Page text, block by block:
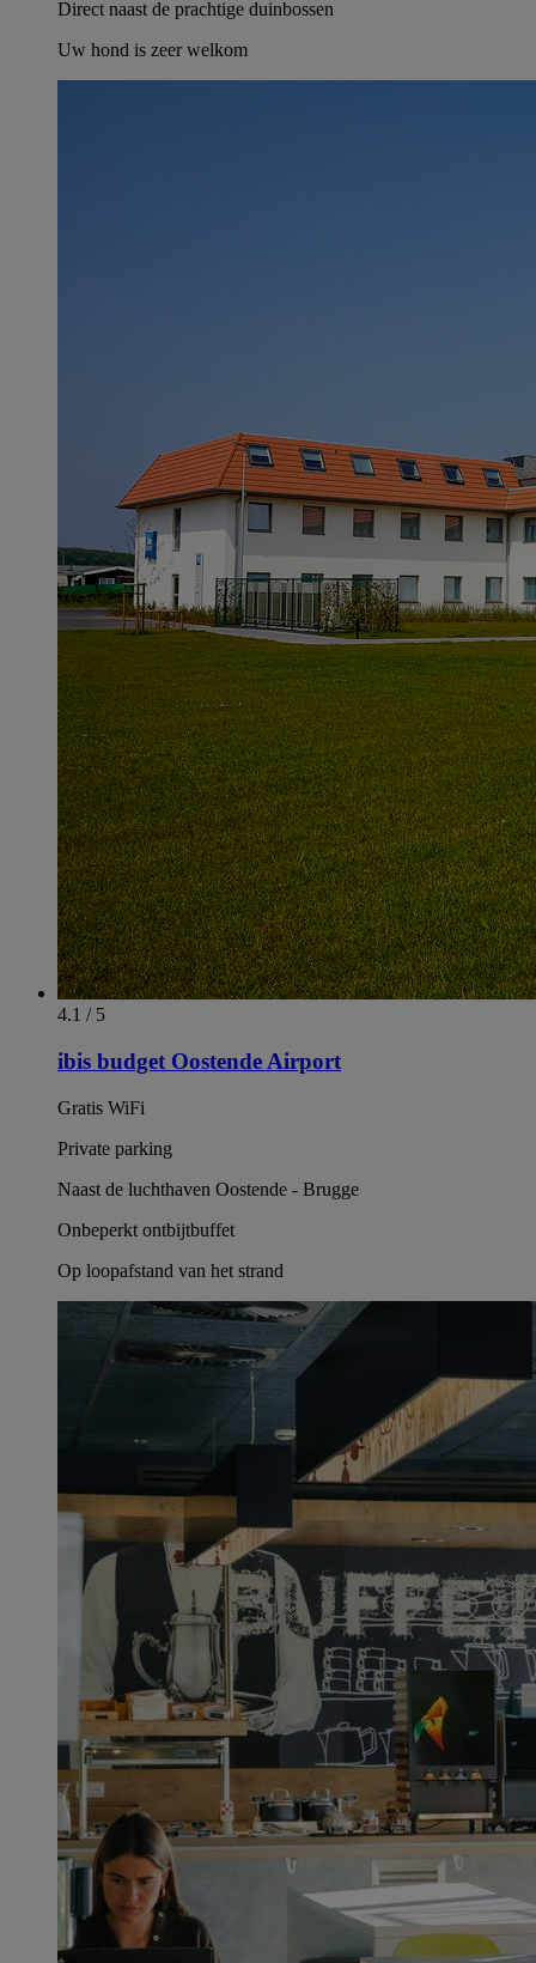
Direct naast de prachtige duinbossen
Uw hond is zeer welkom
4.1 / 5
ibis budget Oostende Airport
Gratis WiFi
Private parking
Naast de luchthaven Oostende - Brugge
Onbeperkt ontbijtbuffet
Op loopafstand van het strand